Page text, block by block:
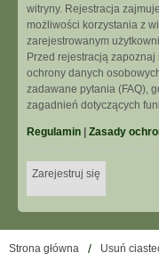
witryny. Rejestracja
możliwości korzystania z
zarejestrowanym
Przed rejestracją
ochrony danych
zadawane pytania (FAQ),
zagadnień dotyczących
Regulamin Zasady
Zarejestruj się
Strona główna Usuń